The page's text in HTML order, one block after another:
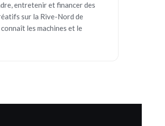
entretenir et financer des
sur la Rive-Nord de
les machines et le